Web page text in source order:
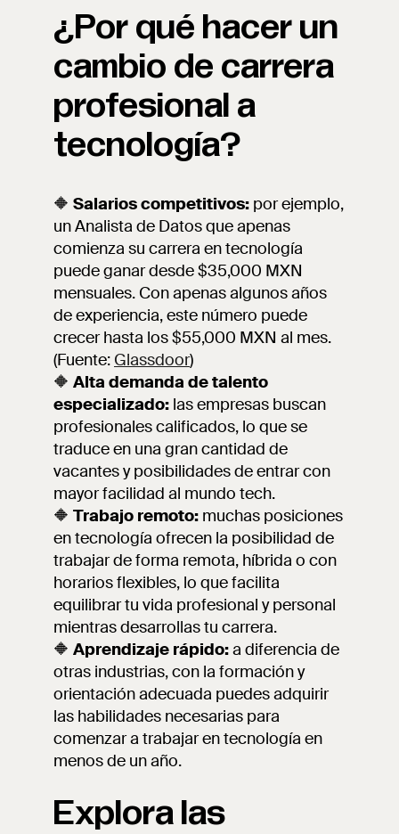
¿Por qué hacer un
cambio de carrera
profesional a
tecnología?
🔶 Salarios competitivos: por ejemplo,
un Analista de Datos que apenas
comienza su carrera en tecnología
puede ganar desde $35,000 MXN
mensuales. Con apenas algunos años
de experiencia, este número puede
crecer hasta los $55,000 MXN al mes.
(Fuente: Glassdoor)
🔶 Alta demanda de talento
especializado: las empresas buscan
profesionales calificados, lo que se
traduce en una gran cantidad de
vacantes y posibilidades de entrar con
mayor facilidad al mundo tech.
🔶 Trabajo remoto: muchas posiciones
en tecnología ofrecen la posibilidad de
trabajar de forma remota, híbrida o con
horarios flexibles, lo que facilita
equilibrar tu vida profesional y personal
mientras desarrollas tu carrera.
🔶 Aprendizaje rápido:a diferencia de
otras industrias, con la formación y
orientación adecuada puedes adquirir
las habilidades necesarias para
comenzar a trabajar en tecnología en
menos de un año.
Explora las